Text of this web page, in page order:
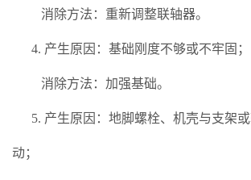
消除方法：重新调整联轴器。
4. 产生原因：基础刚度不够或不牢固；
消除方法：加强基础。
5. 产生原因：地脚螺栓、机壳与支架
动；